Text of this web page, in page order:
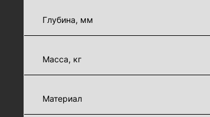
Глубина, мм
Масса, кг
Материал